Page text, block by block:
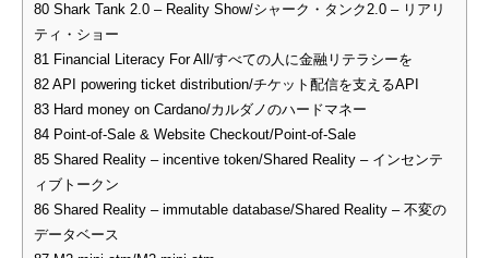
80 Shark Tank 2.0 – Reality Show/シャーク・タンク2.0 – リアリ
ティ・ショー
81 Financial Literacy For All/すべての人に金融リテラシーを
82 API powering ticket distribution/チケット配信を支えるAPI
83 Hard money on Cardano/カルダノのハードマネー
84 Point-of-Sale & Website Checkout/Point-of-Sale
85 Shared Reality – incentive token/Shared Reality – インセンテ
ィブトークン
86 Shared Reality – immutable database/Shared Reality – 不変の
データベース